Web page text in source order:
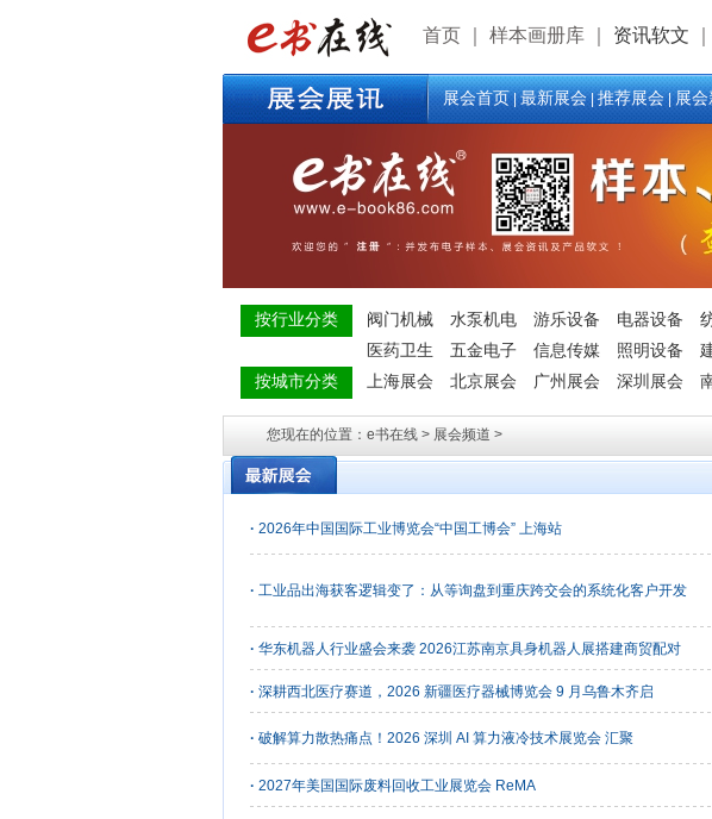
首页 样本画册库 资讯软文
展会首页|最新展会|推荐展会|展会
按行业分类 阀门机械 水泵机电 游乐设备 电器设备
医药卫生
五金电子 信息传媒 照明设备
按城市分类
上海展会 北京展会 广州展会 深圳展会
您现在的位置：e书在线 > 展会频道 >
· 2026年中国国际工业博览会“中国工博会” 上海站
· 工业品出海获客逻辑变了：从等询盘到重庆跨交会的系统化客户开发
· 华东机器人行业盛会来袭 2026江苏南京具身机器人展搭建商贸配对
· 深耕西北医疗赛道，2026 新疆医疗器械博览会 9 月乌鲁木齐启
· 破解算力散热痛点！2026 深圳 AI 算力液冷技术展览会 汇聚
· 2027年美国国际废料回收工业展览会 ReMA